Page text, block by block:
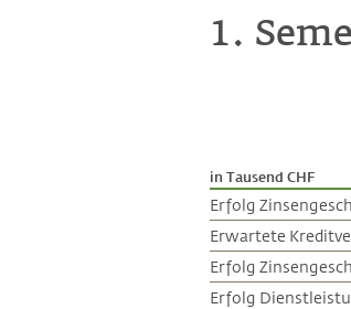
1.
in Tausend CHF
Erfolg
Erwartete
Erfolg
Erfolg